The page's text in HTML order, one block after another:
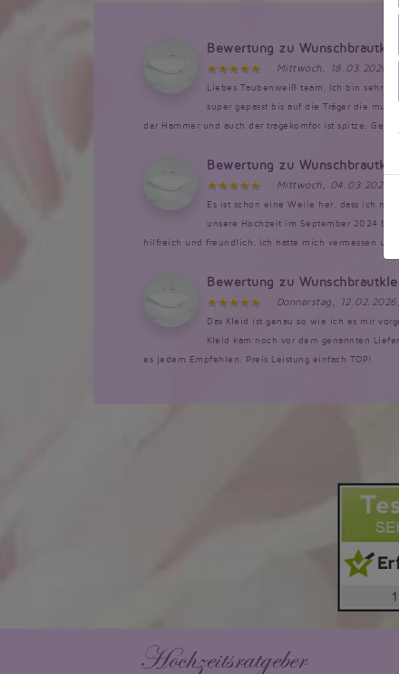
Bewertung zu
Mittwoch, 18.03.2026,
Liebes Taubenweiß team, Ich bin sehr
super gepasst bis auf die Träger die
der Hammer und auch der tragekomfor ist spitze.
Bewertung zu
Mittwoch, 04.03.2026,
Es ist schon eine Weile her, dass ich
unsere Hochzeit im September 2024
hilfreich und freundlich. Ich hatte mich vermessen und
Bewertung zu
Donnerstag,
Das Kleid ist genau so wie ich es mir
Kleid kam noch vor dem genannten
es jedem Empfehlen. Preis Leistung einfach TOP!
Hochzeitsratgeber